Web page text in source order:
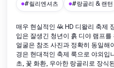
#릴리엔셔츠 #랑골리 & 랜턴
매우 현실적인 4k HD 디왈리 축제
입은 잘생긴 청년이 흙 디야 램프
얼굴은 참조 사진과 정확히 동일해
경은 현대적인 축제 룩으로 야외입
초, 꽃 화환, 우아한 랑골리로 장식